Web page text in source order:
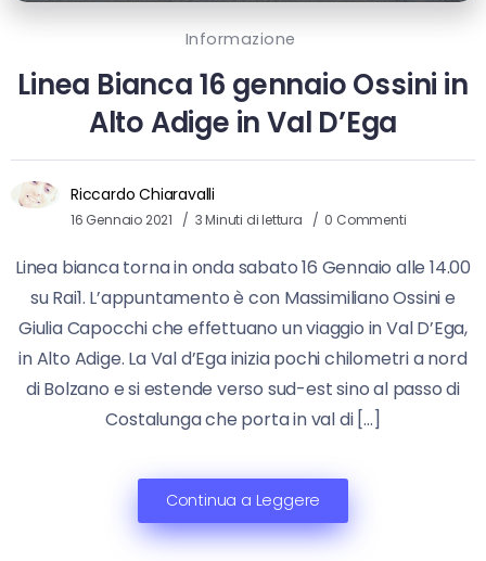
Informazione
Linea Bianca 16 gennaio Ossini in
Alto Adige in Val D’Ega
Riccardo Chiaravalli
16 Gennaio 2021 3 Minuti di lettura 0 Commenti
Linea bianca torna in onda sabato 16 Gennaio alle 14.00
su Rai1. L’appuntamento è con Massimiliano Ossini e
Giulia Capocchi che effettuano un viaggio in Val D’Ega,
in Alto Adige. La Val d’Ega inizia pochi chilometri a nord
di Bolzano e si estende verso sud-est sino al passo di
Costalunga che porta in val di […]
Continua a Leggere